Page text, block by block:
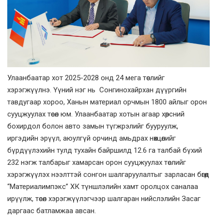
Улаанбаатар хот 2025-2028 онд 24 мега төслийг
хэрэгжүүлнэ. Үүний нэг нь Сонгинохайрхан дүүргийн
тавдугаар хороо, Ханын материал орчмын 1800 айлыг орон
сууцжуулах төсөл юм. Улаанбаатар хотын агаар хөрсний
бохирдол болон авто замын түгжрэлийг бууруулж,
иргэдийн эрүүл, аюулгүй орчинд амьдрах нөхцөлийг
бүрдүүлэхийн тулд тухайн байршилд 12.6 га талбай бүхий
232 нэгж талбарыг хамарсан орон сууцжуулах төслийг
хэрэгжүүлэх нээлттэй сонгон шалгаруулалтыг зарласан бөгөөд
“Материалимпэкс” ХК түншлэлийн хамт оролцох саналаа
ирүүлж, төсөл хэрэгжүүлэгчээр шалгаран нийслэлийн Засаг
даргаас батламжаа авсан.